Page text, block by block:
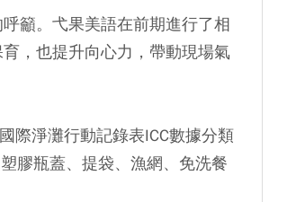
籲。弋果美語在前期進行了相
，也提升向心力，帶動現場氣
際淨灘行動記錄表ICC數據分類
膠瓶蓋、提袋、漁網、免洗餐